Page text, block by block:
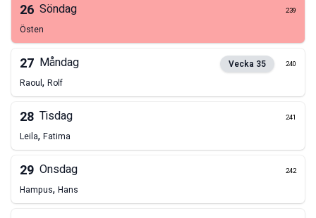
26 Söndag 239
Östen
27 Måndag Vecka 35 240
Raoul, Rolf
28 Tisdag 241
Leila, Fatima
29 Onsdag 242
Hampus, Hans